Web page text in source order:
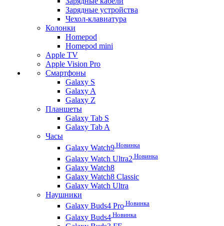
Зарядные устройства
Чехол-клавиатура
Колонки
Homepod
Homepod mini
Apple TV
Apple Vision Pro
Смартфоны
Galaxy S
Galaxy A
Galaxy Z
Планшеты
Galaxy Tab S
Galaxy Tab A
Часы
Galaxy Watch9 Новинка
Galaxy Watch Ultra2 Новинка
Galaxy Watch8
Galaxy Watch8 Classic
Galaxy Watch Ultra
Наушники
Galaxy Buds4 Pro Новинка
Galaxy Buds4 Новинка